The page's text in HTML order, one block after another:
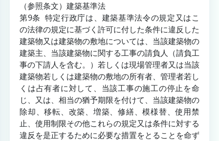
（参照条文）建築基準法
第9条 特定行政庁は、建築基準法令の規定又はこ
の法律の規定に基づく許可に付した条件に違反した
建築物又は建築物の敷地については、当該建築物の
建築主、当該建築物に関する工事の請負人（請負工
事の下請人を含む。）若しくは現場管理者又は当該
建築物若しくは建築物の敷地の所有者、管理者若し
くは占有者に対して、当該工事の施工の停止を命
じ、又は、相当の猶予期限を付けて、当該建築物の
除却、移転、改築、増築、修繕、模様替、使用禁
止、使用制限その他これらの規定又は条件に対する
違反を是正するために必要な措置をとることを命ず